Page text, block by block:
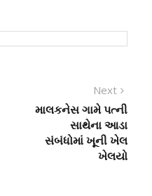
Next
post:
માલકનેસ ગામે પત્ની
સાથેના આડા
સંબંધોમાં ખૂની ખેલ
ખેલયો